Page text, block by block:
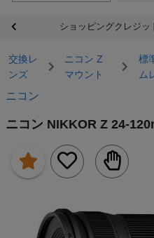
ショッピングクレジ
交換レ
ンズ
ニコン Z
マウント
標
ム
ニコン
ニコン NIKKOR Z 24-